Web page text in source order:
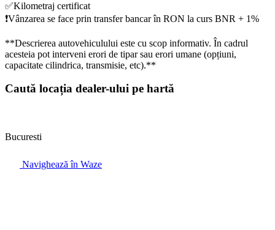
✅Kilometraj certificat
❗️Vânzarea se face prin transfer bancar în RON la curs BNR + 1%
**Descrierea autovehiculului este cu scop informativ. În cadrul
acesteia pot interveni erori de tipar sau erori umane (opțiuni,
capacitate cilindrica, transmisie, etc).**
Caută locația dealer-ului pe hartă
Bucuresti
Navighează în Waze